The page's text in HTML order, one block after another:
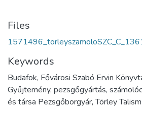
Files
Keywords
Budafok, Fővárosi Szabó Ervin
Gyűjtemény, pezsgőgyártás,
és társa Pezsgőborgyár, Törley